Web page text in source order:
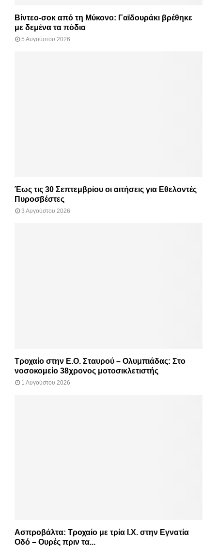
Βίντεο-σοκ από τη Μύκονο: Γαϊδουράκι βρέθηκε
με δεμένα τα πόδια
5 Αυγούστου 2026
Έως τις 30 Σεπτεμβρίου οι αιτήσεις για Εθελοντές
Πυροσβέστες
3 Αυγούστου 2026
Τροχαίο στην Ε.Ο. Σταυρού – Ολυμπιάδας: Στο
νοσοκομείο 38χρονος μοτοσικλετιστής
1 Αυγούστου 2026
Ασπροβάλτα: Τροχαίο με τρία Ι.Χ. στην Εγνατία
Οδό – Ουρές πριν τα...